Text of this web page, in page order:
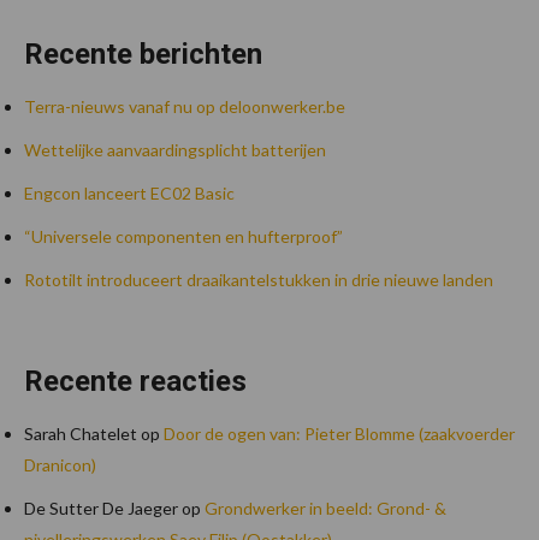
Recente berichten
Terra-nieuws vanaf nu op deloonwerker.be
Wettelijke aanvaardingsplicht batterijen
Engcon lanceert EC02 Basic
“Universele componenten en hufterproof”
Rototilt introduceert draaikantelstukken in drie nieuwe landen
Recente reacties
Sarah Chatelet op Door de ogen van: Pieter Blomme (zaakvoerder
Dranicon)
De Sutter De Jaegerop Grondwerker in beeld: Grond- &